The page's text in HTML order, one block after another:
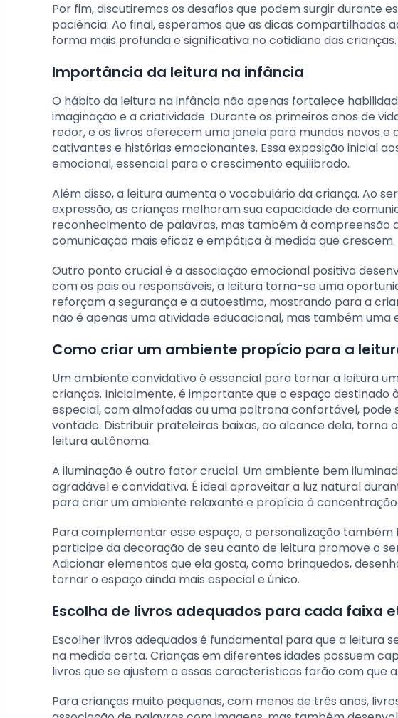
Por fim, discutiremos os desafios que podem surgir durante
paciência. Ao final, esperamos que as dicas compartilhadas
forma mais profunda e significativa no cotidiano das crianças.
Importância da leitura na infância
O hábito da leitura na infância não apenas fortalece
imaginação e a criatividade. Durante os primeiros anos de
redor, e os livros oferecem uma janela para mundos novos
cativantes e histórias emocionantes. Essa exposição inicial
emocional, essencial para o crescimento equilibrado.
Além disso, a leitura aumenta o vocabulário da criança. Ao
expressão, as crianças melhoram sua capacidade de
reconhecimento de palavras, mas também à compreensão
comunicação mais eficaz e empática à medida que crescem.
Outro ponto crucial é a associação emocional positiva
com os pais ou responsáveis, a leitura torna-se uma
reforçam a segurança e a autoestima, mostrando para a
não é apenas uma atividade educacional, mas também
Como criar um ambiente propício para a
Um ambiente convidativo é essencial para tornar a leitura
crianças. Inicialmente, é importante que o espaço
especial, com almofadas ou uma poltrona confortável, pode
vontade. Distribuir prateleiras baixas, ao alcance dela, torna
leitura autônoma.
A iluminação é outro fator crucial. Um ambiente bem
agradável e convidativa. É ideal aproveitar a luz natural
para criar um ambiente relaxante e propício à concentração.
Para complementar esse espaço, a personalização
participe da decoração de seu canto de leitura promove o
Adicionar elementos que ela gosta, como brinquedos,
tornar o espaço ainda mais especial e único.
Escolha de livros adequados para cada faixa
Escolher livros adequados é fundamental para que a leitura
na medida certa. Crianças em diferentes idades possuem
livros que se ajustem a essas características farão com que
Para crianças muito pequenas, com menos de três anos,